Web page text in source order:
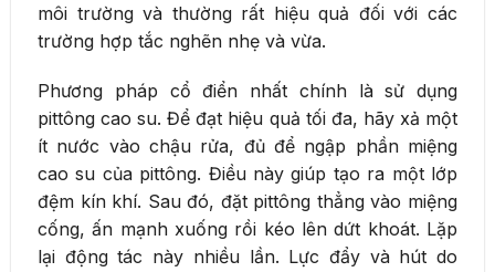
môi trường và thường rất hiệu quả đối với các
trường hợp tắc nghẽn nhẹ và vừa.
Phương pháp cổ điển nhất chính là sử dụng
pittông cao su. Để đạt hiệu quả tối đa, hãy xả một
ít nước vào chậu rửa, đủ để ngập phần miệng
cao su của pittông. Điều này giúp tạo ra một lớp
đệm kín khí. Sau đó, đặt pittông thẳng vào miệng
cống, ấn mạnh xuống rồi kéo lên dứt khoát. Lặp
lại động tác này nhiều lần. Lực đẩy và hút do